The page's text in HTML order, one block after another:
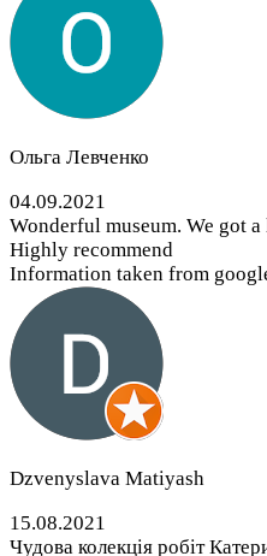
Ольга Левченко
04.09.2021
Wonderful museum. We got
Highly recommend
Information taken from
Dzvenyslava Matiyash
15.08.2021
Чудова колекція робіт